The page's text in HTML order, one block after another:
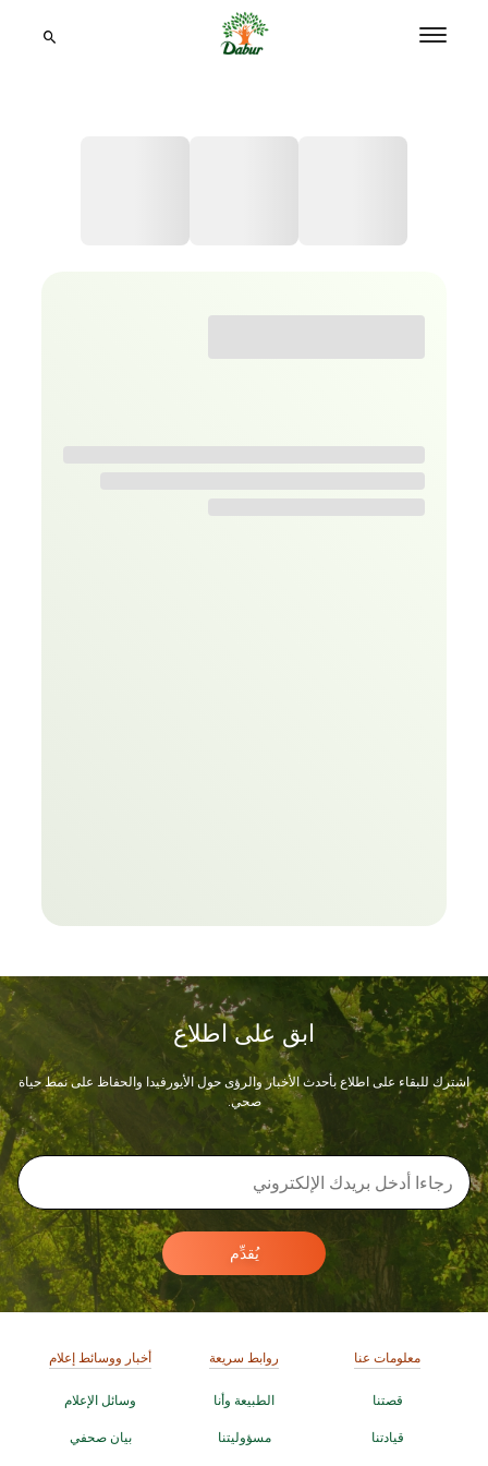
ابق على اطلاع
اشترك للبقاء على اطلاع بأحدث الأخبار والرؤى حول الأيورفيدا والحفاظ على نمط حياة
صحي.
يُقدِّم
معلومات عنا
قصتنا
قيادتنا
روابط سريعة
الطبيعة وأنا
مسؤوليتنا
أخبار ووسائط إعلام
وسائل الإعلام
بيان صحفي